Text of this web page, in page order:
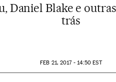
Daniel Blake e
trás
FEB 21, 2017 - 14:50 EST